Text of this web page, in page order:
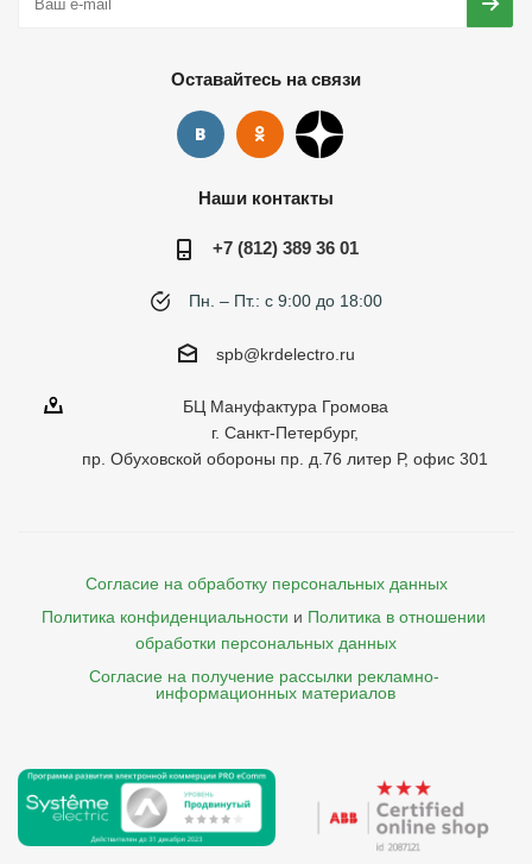
Оставайтесь на связи
Наши контакты
+7 (812) 389 36 01
Пн. – Пт.: с 9:00 до 18:00
spb@krdelectro.ru
БЦ Мануфактура Громова
г. Санкт-Петербург,
пр. Обуховской обороны пр. д.76 литер Р, офис 301
Согласие на обработку персональных данных
Политика конфиденциальности и Политика в отношении
обработки персональных данных
Согласие на получение рассылки рекламно-
    информационных материалов